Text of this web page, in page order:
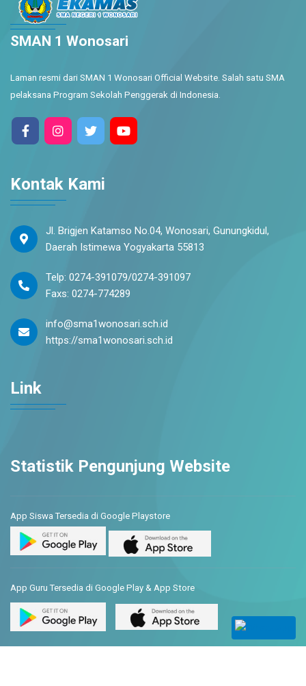
SMAN 1 Wonosari
Laman resmi dari SMAN 1 Wonosari Official Website. Salah satu SMA
pelaksana Program Sekolah Penggerak di Indonesia.
Kontak Kami
Jl. Brigjen Katamso No.04, Wonosari, Gunungkidul,
Daerah Istimewa Yogyakarta 55813
Telp: 0274-391079/0274-391097
Faxs: 0274-774289
info@sma1wonosari.sch.id
https://sma1wonosari.sch.id
Link
Statistik Pengunjung Website
App Siswa Tersedia di Google Playstore
App Guru Tersedia di Google Play & App Store